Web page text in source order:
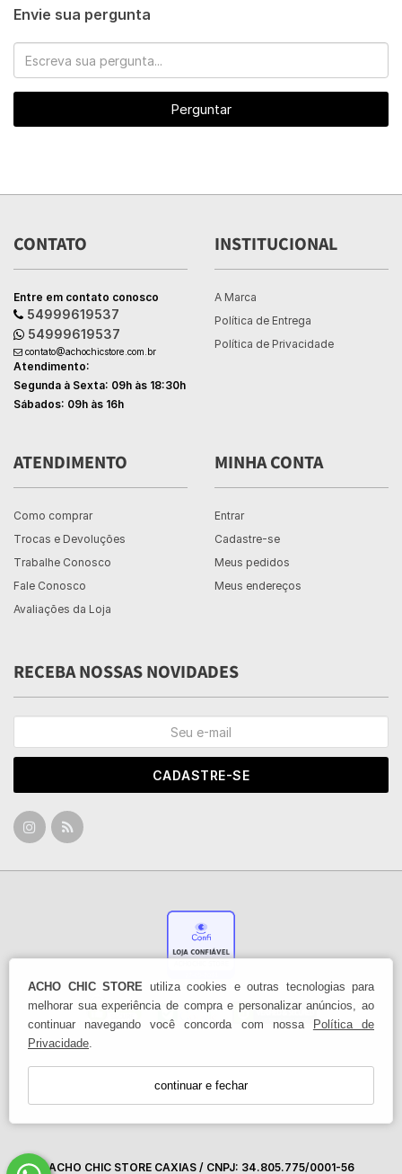
ACHO CHIC STORE utiliza cookies e outras tecnologias para
melhorar sua experiência de compra e personalizar anúncios, ao
continuar navegando você concorda com nossa Política de
Privacidade
continuar e fechar
Envie sua pergunta
Perguntar
CONTATO
Entre em contato conosco
54999619537
54999619537
contato@achochicstore.com.br
Atendimento:
Segunda à Sexta: 09h às 18:30h
Sábados: 09h às 16h
INSTITUCIONAL
A Marca
Política de Entrega
Política de Privacidade
ATENDIMENTO
Como comprar
Trocas e Devoluções
Trabalhe Conosco
Fale Conosco
Avaliações da Loja
MINHA CONTA
Entrar
Cadastre-se
Meus pedidos
Meus endereços
RECEBA NOSSAS NOVIDADES
CADASTRE-SE
ACHO CHIC STORE CAXIAS / CNPJ: 34.805.775/0001-56